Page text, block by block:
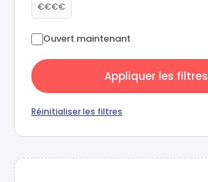
€€€€
Ouvert maintenant
Appliquer les filtres
Réinitialiser les filtres